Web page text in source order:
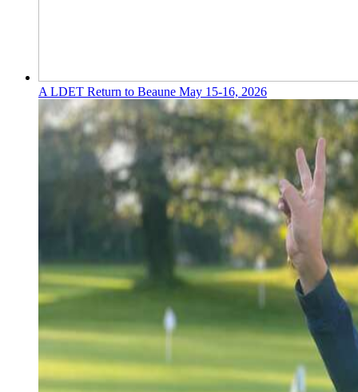
A LDET Return to Beaune May 15-16, 2026